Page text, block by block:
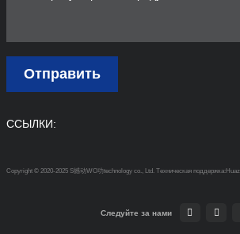
Отправить
ССЫЛКИ:
Copyright © 2020-2025 S撼动WO功technology co., Ltd. Техническая
Следуйте за нами